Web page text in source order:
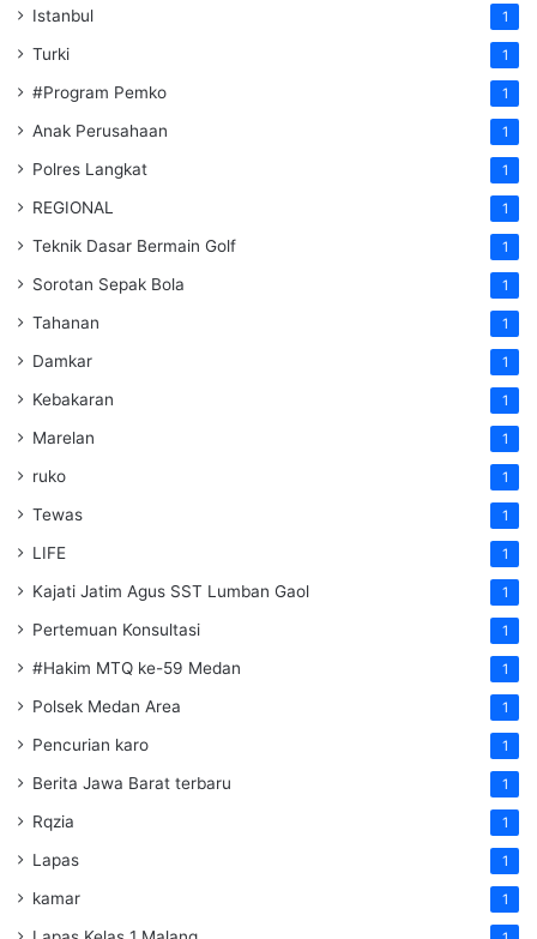
Istanbul 1
Turki 1
#Program Pemko 1
Anak Perusahaan 1
Polres Langkat 1
REGIONAL 1
Teknik Dasar Bermain Golf 1
Sorotan Sepak Bola 1
Tahanan 1
Damkar 1
Kebakaran 1
Marelan 1
ruko 1
Tewas 1
LIFE 1
Kajati Jatim Agus SST Lumban Gaol 1
Pertemuan Konsultasi 1
#Hakim MTQ ke-59 Medan 1
Polsek Medan Area 1
Pencurian karo 1
Berita Jawa Barat terbaru 1
Rqzia 1
Lapas 1
kamar 1